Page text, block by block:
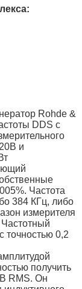
Rohde &
DDS с
и
Частота
384 КГц, либо
измерителя
точностью 0,2
получить
RMS. Он